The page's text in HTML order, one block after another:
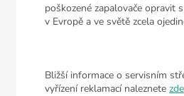
poškozené zapalovače opravit
v Evropě a ve světě zcela
Bližší informace o servisním
vyřízení reklamací naleznete zde